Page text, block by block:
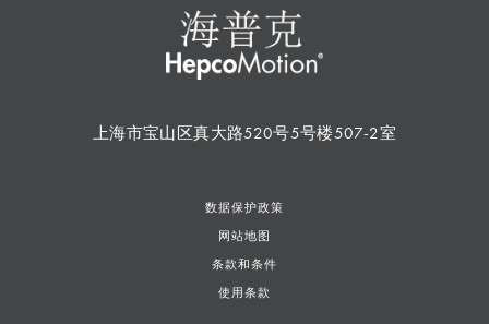
上海市宝山区真大路520号5号楼507-2室
数据保护政策
网站地图
条款和条件
使用条款